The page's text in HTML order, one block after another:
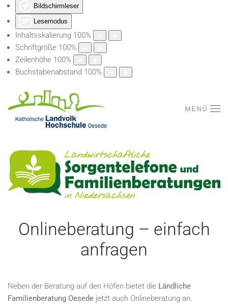
Bildschirmleser
Lesemodus
Inhaltsskalierung 100%
Schriftgröße 100%
Zeilenhöhe 100%
Buchstabenabstand 100%
MENÜ
Onlineberatung – einfach
anfragen
Neben der Beratung auf den Höfen bietet die Ländliche
Familienberatung Oesede jetzt auch Onlineberatung an.